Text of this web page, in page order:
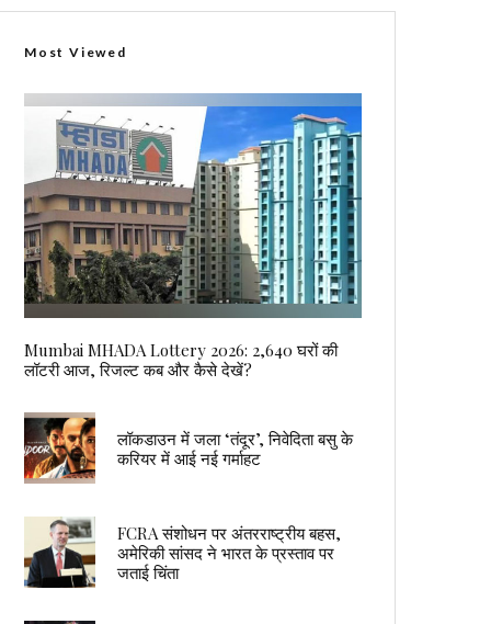
Most Viewed
Mumbai MHADA Lottery 2026: 2,640 घरों की
लॉटरी आज, रिजल्ट कब और कैसे देखें?
लॉकडाउन में जला ‘तंदूर’, निवेदिता बसु के
करियर में आई नई गर्माहट
FCRA संशोधन पर अंतरराष्ट्रीय बहस,
अमेरिकी सांसद ने भारत के प्रस्ताव पर
जताई चिंता